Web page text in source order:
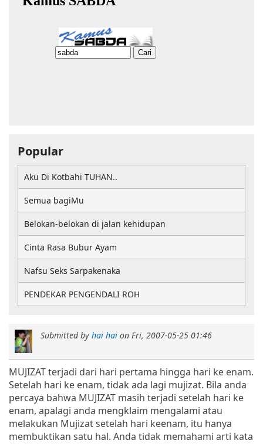
Submitted by hai hai on Fri, 2007-05-25 01:46
MUJIZAT terjadi dari hari pertama hingga hari ke enam.
Setelah hari ke enam, tidak ada lagi mujizat. Bila anda
percaya bahwa MUJIZAT masih terjadi setelah hari ke
enam, apalagi anda mengklaim mengalami atau
melakukan Mujizat setelah hari keenam, itu hanya
membuktikan satu hal. Anda tidak memahami arti kata
Popular
Aku Di Kotbahi TUHAN..
Semua bagiMu
Belokan-belokan di jalan kehidupan
Cinta Rasa Bubur Ayam
Nafsu Seks Sarpakenaka
PENDEKAR PENGENDALI ROH